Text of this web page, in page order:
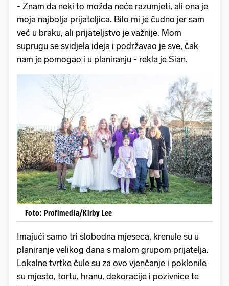
- Znam da neki to možda neće razumjeti, ali ona je
moja najbolja prijateljica. Bilo mi je čudno jer sam
već u braku, ali prijateljstvo je važnije. Mom
suprugu se svidjela ideja i podržavao je sve, čak
nam je pomogao i u planiranju - rekla je Sian.
Foto: Profimedia/Kirby Lee
Imajući samo tri slobodna mjeseca, krenule su u
planiranje velikog dana s malom grupom prijatelja.
Lokalne tvrtke čule su za ovo vjenčanje i poklonile
su mjesto, tortu, hranu, dekoracije i pozivnice te